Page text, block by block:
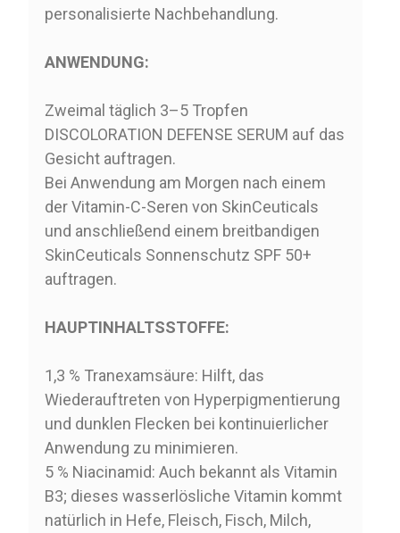
personalisierte Nachbehandlung.
ANWENDUNG:
Zweimal täglich 3–5 Tropfen
DISCOLORATION DEFENSE SERUM auf das
Gesicht auftragen.
Bei Anwendung am Morgen nach einem
der Vitamin-C-Seren von SkinCeuticals
und anschließend einem breitbandigen
SkinCeuticals Sonnenschutz SPF 50+
auftragen.
HAUPTINHALTSSTOFFE:
1,3 % Tranexamsäure: Hilft, das
Wiederauftreten von Hyperpigmentierung
und dunklen Flecken bei kontinuierlicher
Anwendung zu minimieren.
5 % Niacinamid: Auch bekannt als Vitamin
B3; dieses wasserlösliche Vitamin kommt
natürlich in Hefe, Fleisch, Fisch, Milch,